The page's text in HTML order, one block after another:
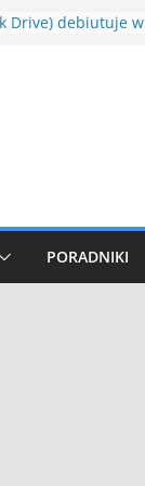
Drive) debiutuje w
już
Minecraft Shrines
PORADNIKI